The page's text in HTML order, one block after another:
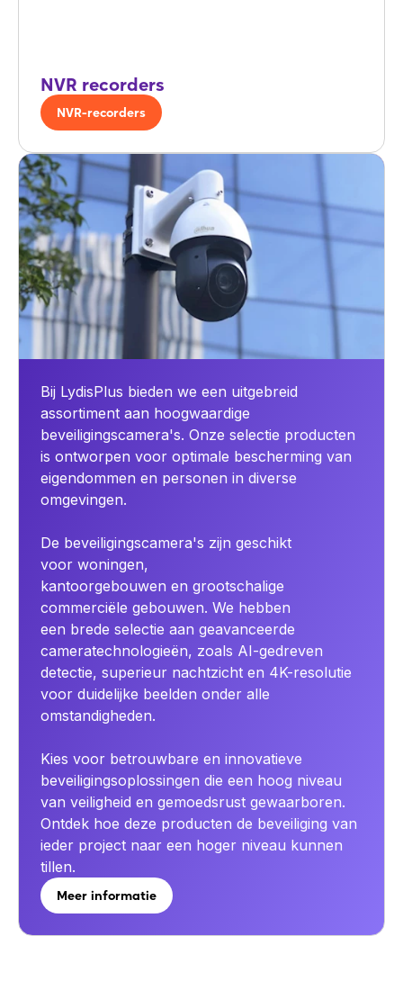
NVR recorders
NVR-recorders
Bij LydisPlus bieden we een uitgebreid
assortiment aan hoogwaardige
beveiligingscamera's. Onze selectie producten
is ontworpen voor optimale bescherming van
eigendommen en personen in diverse
omgevingen.
De beveiligingscamera's zijn geschikt
voor woningen,
kantoorgebouwen en grootschalige
commerciële gebouwen. We hebben
een brede selectie aan geavanceerde
cameratechnologieën, zoals AI-gedreven
detectie, superieur nachtzicht en 4K-resolutie
voor duidelijke beelden onder alle
omstandigheden.
Kies voor betrouwbare en innovatieve
beveiligingsoplossingen die een hoog niveau
van veiligheid en gemoedsrust gewaarboren.
Ontdek hoe deze producten de beveiliging van
ieder project naar een hoger niveau kunnen
tillen.
Meer informatie